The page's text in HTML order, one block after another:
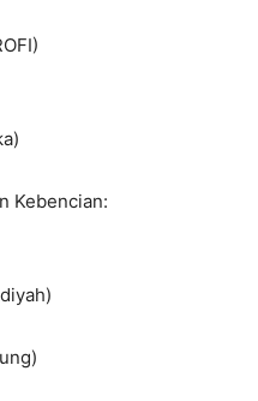
Kebencian: